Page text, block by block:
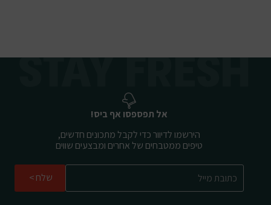
אל תפספסו אף ביס!
הירשמו לדיוור כדי לקבל מתכונים חדשים,
טיפים ממטבחים של אחרים ומבצעים שווים
שלח